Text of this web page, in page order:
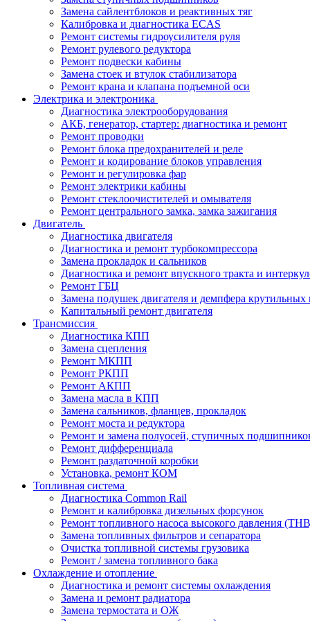
Замена сайлентблоков и реактивных тяг
Калибровка и диагностика ECAS
Ремонт системы гидроусилителя руля
Ремонт рулевого редуктора
Ремонт подвески кабины
Замена стоек и втулок стабилизатора
Ремонт крана и клапана подъемной оси
Электрика и электроника
Диагностика электрооборудования
АКБ, генератор, стартер: диагностика и ремонт
Ремонт проводки
Ремонт блока предохранителей и реле
Ремонт и кодирование блоков управления
Ремонт и регулировка фар
Ремонт электрики кабины
Ремонт стеклоочистителей и омывателя
Ремонт центрального замка, замка зажигания
Двигатель
Диагностика двигателя
Диагностика и ремонт турбокомпрессора
Замена прокладок и сальников
Диагностика и ремонт впускного тракта и
Ремонт ГБЦ
Замена подушек двигателя и демпфера крутильных
Капитальный ремонт двигателя
Трансмиссия
Диагностика КПП
Замена сцепления
Ремонт МКПП
Ремонт РКПП
Ремонт АКПП
Замена масла в КПП
Замена сальников, фланцев, прокладок
Ремонт моста и редуктора
Ремонт и замена полуосей, ступичных
Ремонт дифференциала
Ремонт раздаточной коробки
Установка, ремонт КОМ
Топливная система
Диагностика Common Rail
Ремонт и калибровка дизельных форсунок
Ремонт топливного насоса высокого давления
Замена топливных фильтров и сепаратора
Очистка топливной системы грузовика
Ремонт / замена топливного бака
Охлаждение и отопление
Диагностика и ремонт системы охлаждения
Замена и ремонт радиатора
Замена термостата и ОЖ